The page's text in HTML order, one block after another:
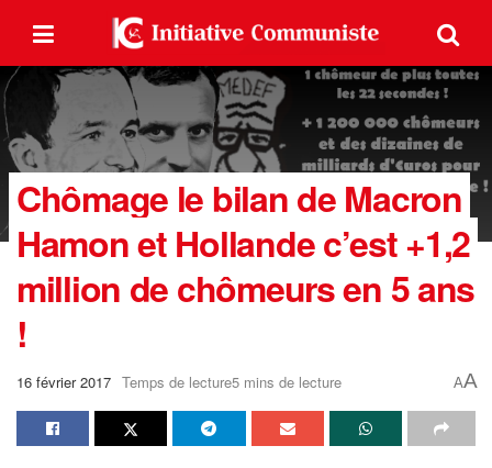
Chômage le bilan de Macron
Hamon et Hollande c’est +1,2
million de chômeurs en 5 ans
!
16 février 2017 Temps de lecture5 mins de lecture AA